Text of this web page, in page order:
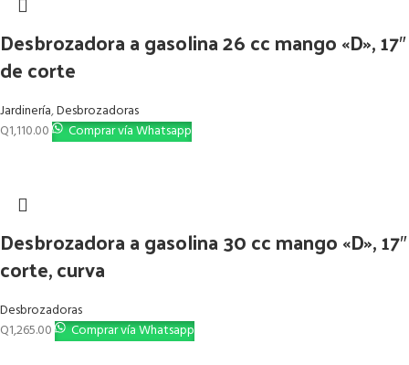
Desbrozadora a gasolina 26 cc mango «D», 17″
de corte
Jardinería,Desbrozadoras
Q1,110.00 Comprar vía Whatsapp
Desbrozadora a gasolina 30 cc mango «D», 17″
corte, curva
Desbrozadoras
Q1,265.00 Comprar vía Whatsapp